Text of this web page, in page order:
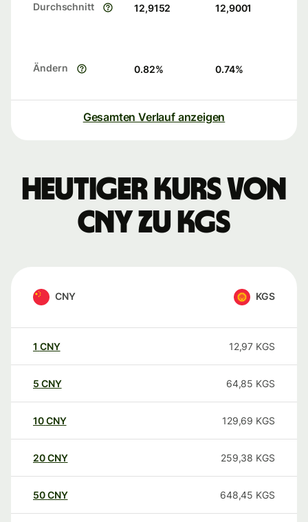
Durchschnitt 12,9152 12,9001
Ändern 0.82% 0.74%
Gesamten Verlauf anzeigen
Heutiger Kurs von
CNY zu KGS
CNY KGS
1 CNY 12,97 KGS
5 CNY 64,85 KGS
10CNY 129,69 KGS
20CNY 259,38 KGS
50CNY 648,45 KGS